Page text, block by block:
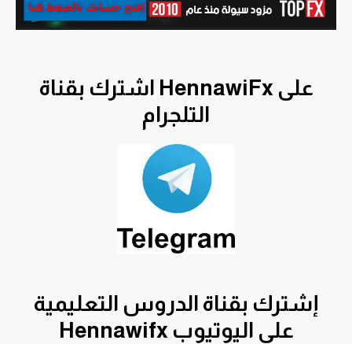
اشترك بقناة HennawiFx على
التلجرام
إشترك بقناة الدروس التعليمية
Hennawifx على اليوتيوب